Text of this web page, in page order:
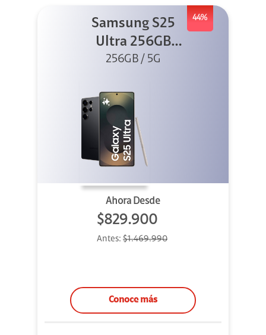
44%
Samsung S25
Ultra 256GB
Titanium Black
256GB / 5G
Ahora Desde
$829.900
Antes: $1.469.990
Conoce más